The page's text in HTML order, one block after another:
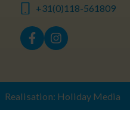
+31(0)118-561809
Realisation: Holiday Media